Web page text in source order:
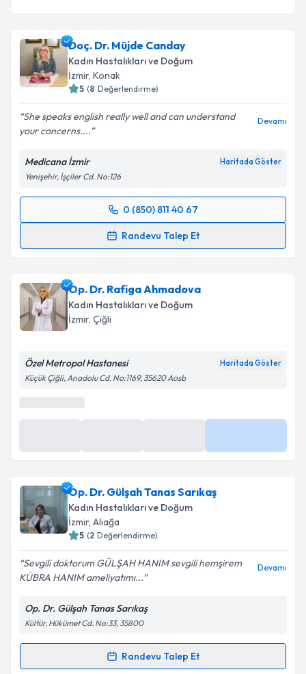
Doç. Dr. Müjde Canday
Kadın Hastalıkları ve Doğum
İzmir, Konak
5 (8 Değerlendirme)
She speaks english really well and can understand
your concerns....
Devamı
Medicana İzmir Haritada Göster
Yenişehir, İşçiler Cd. No:126
0 (850) 811 40 67
Randevu Talep Et
Randevu Takvimi Talebi
takvim hazırlandığında e-posta ile bilgilendireceğiz.
E-posta Adresiniz
Kişisel verilerimin işlenmesine ilişkin
Metni
kapsamda işlenmesini kabul ediyorum.
Takvim Talebini Gönder
Op. Dr. Rafiga Ahmadova
Kadın Hastalıkları ve Doğum
İzmir, Çiğli
Özel Metropol Hastanesi Haritada Göster
Küçük Çiğli, Anadolu Cd. No:1169, 35620 Aosb
Op. Dr. Gülşah Tanas Sarıkaş
Kadın Hastalıkları ve Doğum
İzmir, Aliağa
5 (2 Değerlendirme)
Sevgili doktorum GÜLŞAH HANIM sevgili hemşirem
KÜBRA HANIM ameliyatımı...
Devamı
Op. Dr. Gülşah Tanas Sarıkaş
Kültür, Hükümet Cd. No:33, 35800
Randevu Talep Et
Randevu Takvimi Talebi